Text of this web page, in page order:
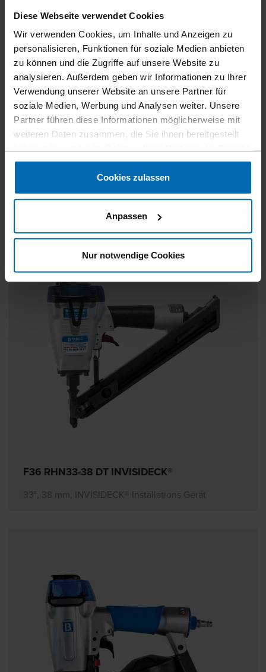
Diese Webseite verwendet Cookies
Wir verwenden Cookies, um Inhalte und Anzeigen zu
personalisieren, Funktionen für soziale Medien anbieten
zu können und die Zugriffe auf unsere Website zu
analysieren. Außerdem geben wir Informationen zu Ihrer
Verwendung unserer Website an unsere Partner für
soziale Medien, Werbung und Analysen weiter. Unsere
Partner führen diese Informationen möglicherweise mit
weiteren Daten zusammen, die Sie ihnen bereitgestellt
gesammelt haben.
Cookies zulassen
Anpassen
Nur notwendige Cookies
F36 RHN33-38 MTL
33°, 38 mm, Joist Hanger Nagelgerät
F36 RHN33-38 DT INVISIDECK®
33°, 38 mm, INVISIDECK® Installations Gerät